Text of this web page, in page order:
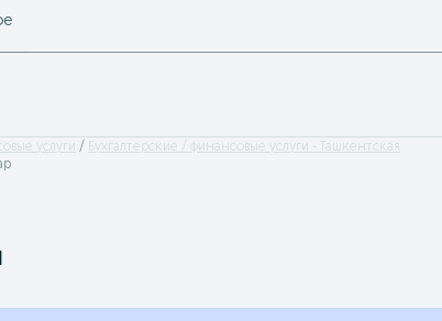
услуги
Бухгалтерские / финансовые услуги - Ташкентская